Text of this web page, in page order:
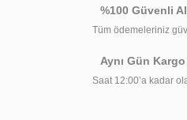
%100 Güvenli
Tüm ödemeleriniz
Aynı Gün
Saat 12:00’a kadar